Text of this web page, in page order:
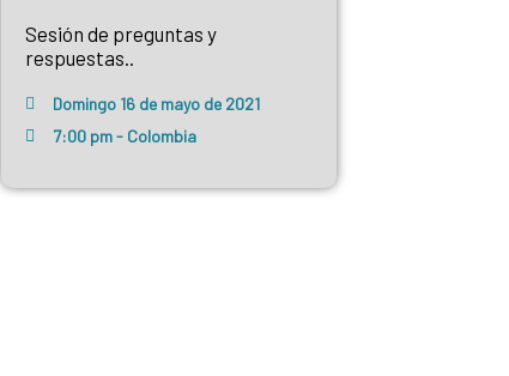
Sesión de preguntas y
respuestas..
Domingo 16 de mayo de 2021
7:00 pm - Colombia